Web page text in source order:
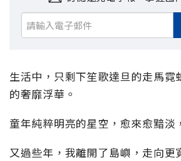
生活中，只剩下笙歌達旦的走馬霓
的奢靡浮華。
童年純粹明亮的星空，愈來愈黯淡
又過些年，我離開了島嶼，走向更